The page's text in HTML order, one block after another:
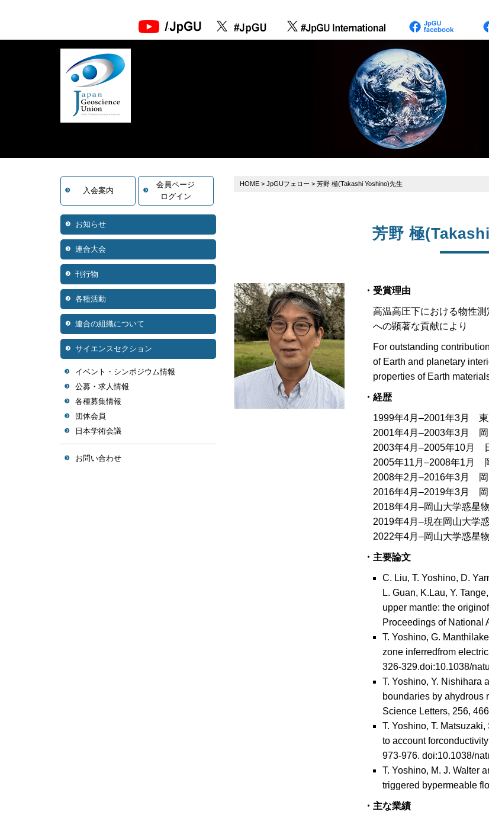
入会案内
会員ページ
ログイン
お知らせ
連合大会
刊行物
各種活動
連合の組織について
サイエンスセクション
イベント・シンポジウム情報
公募・求人情報
各種募集情報
団体会員
日本学術会議
お問い合わせ
HOME> JpGUフェロー > 芳野 極(Takashi Yoshino)先生
芳野 極
・受賞理由
高温高圧下における物性
への顕著な貢献により
For outstanding
of Earth and planetary
properties of Earth
・経歴
1999年4月–2001年3月 東
2001年4月–2003年3月 岡
2003年4月–2005年10月
2005年11月–2008年1月
2008年2月–2016年3月 岡
2016年4月–2019年3月 岡
2018年4月–岡山大学惑星
2019年4月–現在岡山大学
2022年4月–岡山大学惑星
・主要論文
C. Liu, T. Yoshino, D.
L. Guan, K.Lau, Y.
upper mantle: the
Proceedings of National
T. Yoshino, G.
zone inferredfrom
326-329.doi:10.1038/
T. Yoshino, Y. Nishihara
boundaries by ahydrous
Science Letters, 256,
T. Yoshino, T.
to account
973-976. doi:10.1038/
T. Yoshino, M. J. Walter
triggered bypermeable
・主な業績